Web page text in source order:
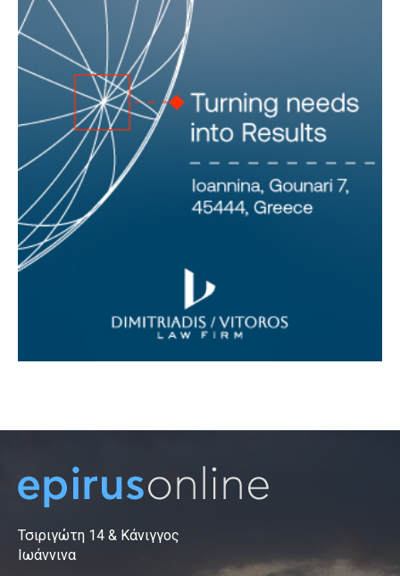
Τσιριγώτη 14 & Κάνιγγος
Ιωάννινα